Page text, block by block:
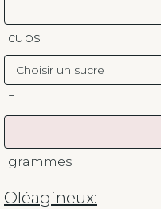
cups
=
grammes
Oléagineux: